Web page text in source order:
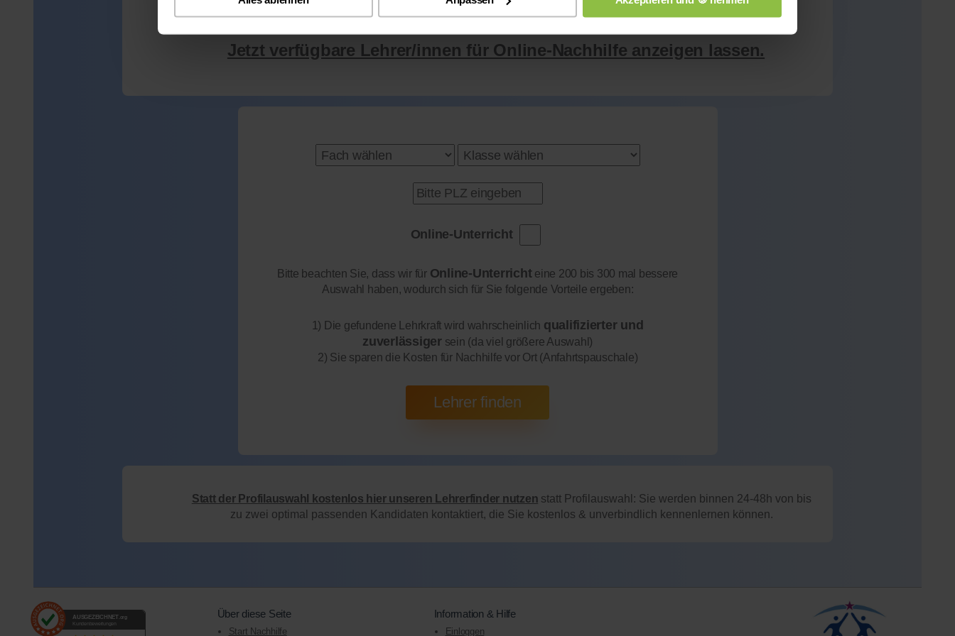
Jetzt verfügbare Lehrer/innen für Online-Nachhilfe anzeigen lassen.
Online-Unterricht
Bitte beachten Sie, dass wir für Online-Unterrichteine 200 bis 300 mal bessere
Auswahl haben, wodurch sich für Sie folgende Vorteile ergeben:
1) Die gefundene Lehrkraft wird wahrscheinlich qualifizierter und
zuverlässigersein (da viel größere Auswahl)
2) Sie sparen die Kosten für Nachhilfe vor Ort (Anfahrtspauschale)
Statt der Profilauswahl kostenlos hier unseren Lehrerfinder nutzen statt Profilauswahl: Sie werden binnen 24-48h von bis
zu zwei optimal passenden Kandidaten kontaktiert, die Sie kostenlos & unverbindlich kennenlernen können.
AUSGEZEICHNET .org
Kundenbewertungen
Über diese Seite
Start Nachhilfe
Information & Hilfe
Einloggen